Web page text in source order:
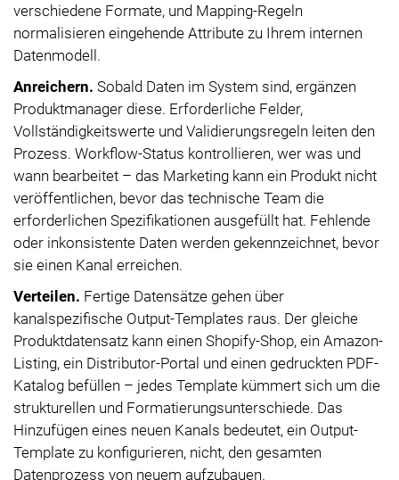
verschiedene Formate, und Mapping-Regeln
normalisieren eingehende Attribute zu Ihrem internen
Datenmodell.
Anreichern. Sobald Daten im System sind, ergänzen
Produktmanager diese. Erforderliche Felder,
Vollständigkeitswerte und Validierungsregeln leiten den
Prozess. Workflow-Status kontrollieren, wer was und
wann bearbeitet – das Marketing kann ein Produkt nicht
veröffentlichen, bevor das technische Team die
erforderlichen Spezifikationen ausgefüllt hat. Fehlende
oder inkonsistente Daten werden gekennzeichnet, bevor
sie einen Kanal erreichen.
Verteilen. Fertige Datensätze gehen über
kanalspezifische Output-Templates raus. Der gleiche
Produktdatensatz kann einen Shopify-Shop, ein Amazon-
Listing, ein Distributor-Portal und einen gedruckten PDF-
Katalog befüllen – jedes Template kümmert sich um die
strukturellen und Formatierungsunterschiede. Das
Hinzufügen eines neuen Kanals bedeutet, ein Output-
Template zu konfigurieren, nicht, den gesamten
Datenprozess von neuem aufzubauen.